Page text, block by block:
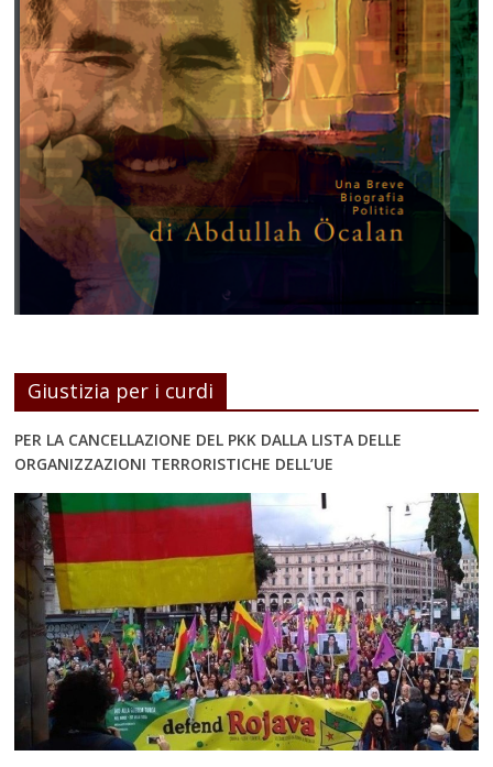
Giustizia per i curdi
PER LA CANCELLAZIONE DEL PKK DALLA LISTA DELLE
ORGANIZZAZIONI TERRORISTICHE DELL’UE